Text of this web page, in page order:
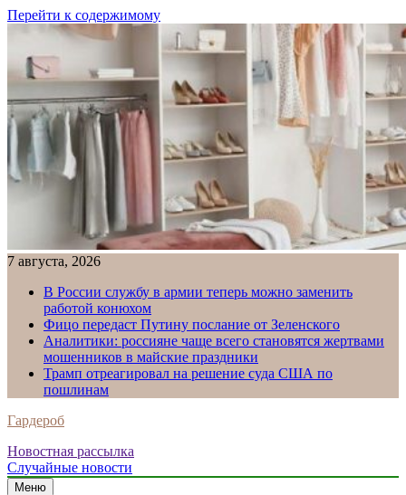
Перейти к содержимому
7 августа, 2026
В России службу в армии теперь можно заменить
работой конюхом
Фицо передаст Путину послание от Зеленского
Аналитики: россияне чаще всего становятся жертвами
мошенников в майские праздники
Трамп отреагировал на решение суда США по
пошлинам
Гардероб
Новостная рассылка
Случайные новости
Меню